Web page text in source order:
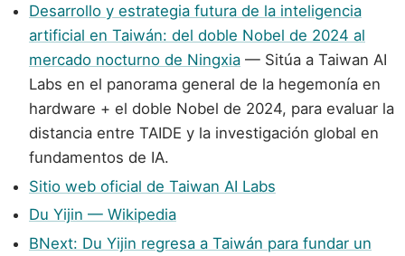
Desarrollo y estrategia futura de la inteligencia
artificial en Taiwán: del doble Nobel de 2024 al
mercado nocturno de Ningxia — Sitúa a Taiwan AI
Labs en el panorama general de la hegemonía en
hardware + el doble Nobel de 2024, para evaluar la
distancia entre TAIDE y la investigación global en
fundamentos de IA.
Sitio web oficial de Taiwan AI Labs
Du Yijin — Wikipedia
BNext: Du Yijin regresa a Taiwán para fundar un